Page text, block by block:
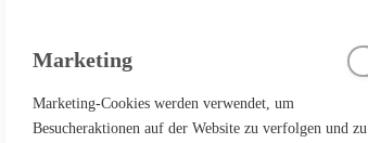
Marketing
Marketing-Cookies werden verwendet, um
Besucheraktionen auf der Website zu verfolgen und zu